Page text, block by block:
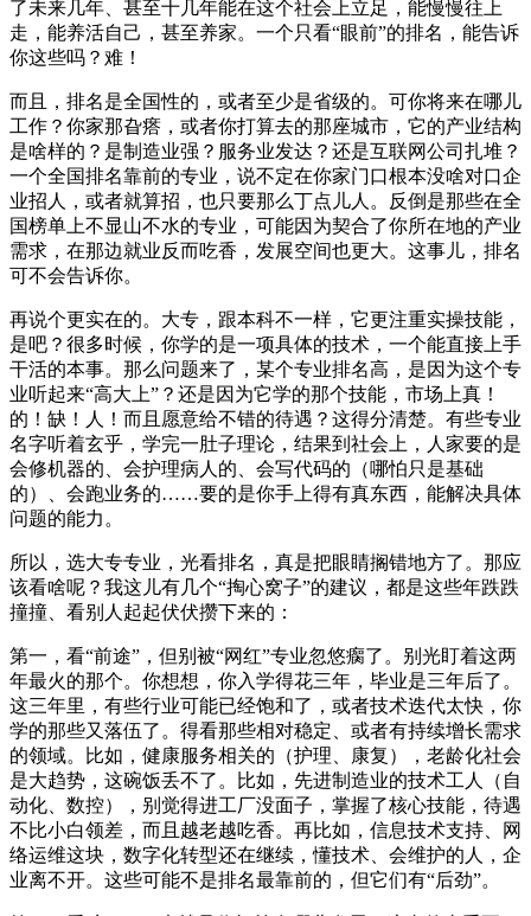
了未来几年、甚至十几年能在这个社会上立足，能慢慢往上
走，能养活自己，甚至养家。一个只看“眼前”的排名，能告诉
你这些吗？难！
而且，排名是全国性的，或者至少是省级的。可你将来在哪儿
工作？你家那旮瘩，或者你打算去的那座城市，它的产业结构
是啥样的？是制造业强？服务业发达？还是互联网公司扎堆？
一个全国排名靠前的专业，说不定在你家门口根本没啥对口企
业招人，或者就算招，也只要那么丁点儿人。反倒是那些在全
国榜单上不显山不水的专业，可能因为契合了你所在地的产业
需求，在那边就业反而吃香，发展空间也更大。这事儿，排名
可不会告诉你。
再说个更实在的。大专，跟本科不一样，它更注重实操技能，
是吧？很多时候，你学的是一项具体的技术，一个能直接上手
干活的本事。那么问题来了，某个专业排名高，是因为这个专
业听起来“高大上”？还是因为它学的那个技能，市场上真！
的！缺！人！而且愿意给不错的待遇？这得分清楚。有些专业
名字听着玄乎，学完一肚子理论，结果到社会上，人家要的是
会修机器的、会护理病人的、会写代码的（哪怕只是基础
的）、会跑业务的……要的是你手上得有真东西，能解决具体
问题的能力。
所以，选大专专业，光看排名，真是把眼睛搁错地方了。那应
该看啥呢？我这儿有几个“掏心窝子”的建议，都是这些年跌跌
撞撞、看别人起起伏伏攒下来的：
第一，看“前途”，但别被“网红”专业忽悠瘸了。别光盯着这两
年最火的那个。你想想，你入学得花三年，毕业是三年后了。
这三年里，有些行业可能已经饱和了，或者技术迭代太快，你
学的那些又落伍了。得看那些相对稳定、或者有持续增长需求
的领域。比如，健康服务相关的（护理、康复），老龄化社会
是大趋势，这碗饭丢不了。比如，先进制造业的技术工人（自
动化、数控），别觉得进工厂没面子，掌握了核心技能，待遇
不比小白领差，而且越老越吃香。再比如，信息技术支持、网
络运维这块，数字化转型还在继续，懂技术、会维护的人，企
业离不开。这些可能不是排名最靠前的，但它们有“后劲”。